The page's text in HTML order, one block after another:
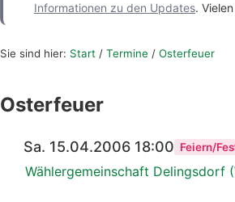
Informationen zu den Updates.
Sie sind hier: Start / Termine / Osterfeuer
Osterfeuer
Sa. 15.04.2006 18:00 Feiern/
Wählergemeinschaft Delingsdorf